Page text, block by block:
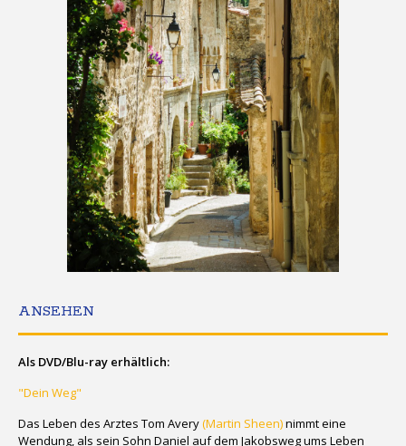
ANSEHEN
Als DVD/Blu-ray erhältlich:
"Dein Weg"
Das Leben des Arztes Tom Avery(Martin Sheen)nimmt eine
Wendung, als sein Sohn Daniel auf dem Jakobsweg ums Leben